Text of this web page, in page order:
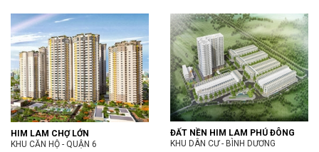
HIM LAM CHỢ LỚN
KHU CĂN HỘ - QUẬN 6
ĐẤT NỀN HIM LAM PHÚ ĐÔNG
KHU DÂN CƯ - BÌNH DƯƠNG